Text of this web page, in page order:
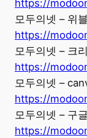
https://
모두의넷 – 위
https://
모두의넷 – 크
https://
모두의넷 –
https://
모두의넷 – 구
https://